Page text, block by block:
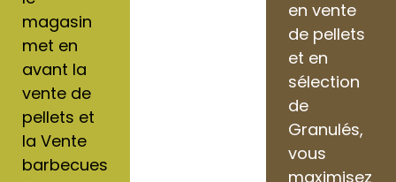
magasin
met en
avant la
vente de
pellets et
la Vente
barbecues
en vente
de pellets
et en
sélection
de
Granulés,
vous
maximisez